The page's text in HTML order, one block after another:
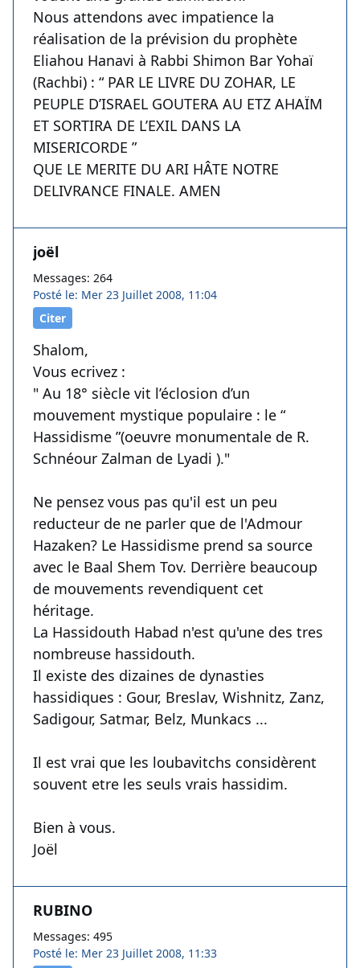
Nous attendons avec impatience la
réalisation de la prévision du prophète
Eliahou Hanavi à Rabbi Shimon Bar Yohaï
(Rachbi) : “ PAR LE LIVRE DU ZOHAR, LE
PEUPLE D’ISRAEL GOUTERA AU ETZ AHAÏM
ET SORTIRA DE L’EXIL DANS LA
MISERICORDE ”
QUE LE MERITE DU ARI HÂTE NOTRE
DELIVRANCE FINALE. AMEN
joël
Messages: 264
Posté le: Mer 23 Juillet 2008, 11:04
Citer
Shalom,
Vous ecrivez :
" Au 18° siècle vit l’éclosion d’un
mouvement mystique populaire : le “
Hassidisme ”(oeuvre monumentale de R.
Schnéour Zalman de Lyadi )."
Ne pensez vous pas qu'il est un peu
reducteur de ne parler que de l'Admour
Hazaken? Le Hassidisme prend sa source
avec le Baal Shem Tov. Derrière beaucoup
de mouvements revendiquent cet
héritage.
La Hassidouth Habad n'est qu'une des tres
nombreuse hassidouth.
Il existe des dizaines de dynasties
hassidiques : Gour, Breslav, Wishnitz, Zanz,
Sadigour, Satmar, Belz, Munkacs ...
Il est vrai que les loubavitchs considèrent
souvent etre les seuls vrais hassidim.
Bien à vous.
Joël
RUBINO
Messages: 495
Posté le: Mer 23 Juillet 2008, 11:33